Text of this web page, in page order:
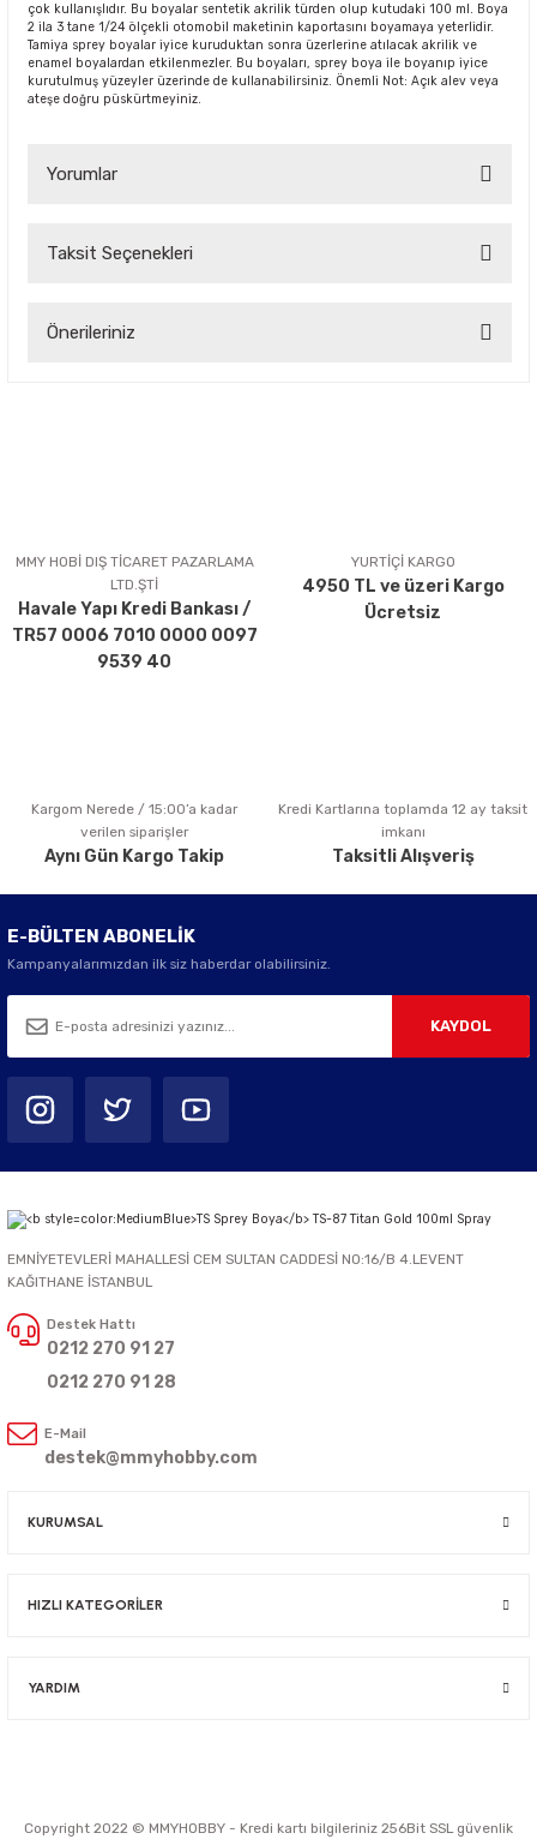
çok kullanışlıdır. Bu boyalar sentetik akrilik türden olup kutudaki 100 ml. Boya
2 ila 3 tane 1/24 ölçekli otomobil maketinin kaportasını boyamaya yeterlidir.
Tamiya sprey boyalar iyice kuruduktan sonra üzerlerine atılacak akrilik ve
enamel boyalardan etkilenmezler. Bu boyaları, sprey boya ile boyanıp iyice
kurutulmuş yüzeyler üzerinde de kullanabilirsiniz. Önemli Not: Açık alev veya
ateşe doğru püskürtmeyiniz.
Yorumlar
Taksit Seçenekleri
Önerileriniz
Ürün açıklamasında eksik bilgiler bulunuyor.
Ürün bilgilerinde hatalar bulunuyor.
Ürün fiyatı diğer sitelerden daha pahalı.
Bu ürüne benzer farklı alternatifler olmalı.
Gönder
MMY HOBİ DIŞ TİCARET PAZARLAMA
LTD.ŞTİ
Havale Yapı Kredi Bankası /
TR57 0006 7010 0000 0097
9539 40
YURTİÇİ KARGO
4950 TL ve üzeri Kargo
Ücretsiz
Kargom Nerede / 15:00’a kadar
verilen siparişler
Aynı Gün Kargo Takip
Kredi Kartlarına toplamda 12 ay taksit
imkanı
Taksitli Alışveriş
E-BÜLTEN ABONELİK
Kampanyalarımızdan ilk siz haberdar olabilirsiniz.
KAYDOL
EMNİYETEVLERİ MAHALLESİ CEM SULTAN CADDESİ NO:16/B 4.LEVENT
KAĞITHANE İSTANBUL
Destek Hattı
0212 270 91 27
0212 270 91 28
E-Mail
destek@mmyhobby.com
KURUMSAL
HIZLI KATEGORİLER
YARDIM
Copyright 2022 © MMYHOBBY - Kredi kartı bilgileriniz 256Bit SSL güvenlik